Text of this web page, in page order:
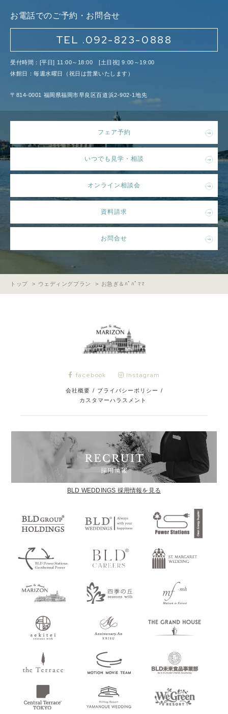
フェア予約
いつでも見学・相談
オンライン相談会
資料請求
お問合せ
お電話でのご予約・お問合せ
TEL .092-823-0888
受付時間：[平日] 11:00～18:00 [土日祝] 9:00～19:00
休館日：毎週水曜日（祝日は営業いたします）
〒814-0001 福岡県福岡市早良区百道浜2-902-1地先
トップ ウェディングプラン お急ぎ＆ﾊﾟﾊﾟﾏﾏ
facebook instagram
会社概要 / プライバシーポリシー /
カスタマーハラスメント
BLD WEDDINGS 採用情報を見る